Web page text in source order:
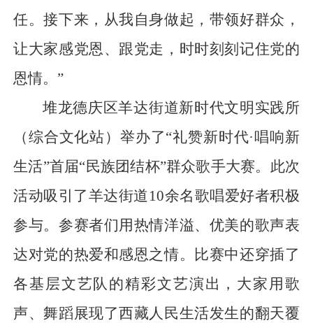
任。接下来，从我自身做起，带领好群众，
让大家感党恩、跟党走，时时刻刻记住党的
恩情。”
堆龙德庆区羊达街道新时代文明实践所
（综合文化站）举办了“礼赞新时代·唱响新
生活”首届“民族团结杯”群众歌手大赛。此次
活动吸引了羊达街道10余名歌唱爱好者积极
参与。参赛者们用热情洋溢、优美的歌声表
达对党的热爱和感恩之情。比赛中还穿插了
各基层文艺队的精彩文艺演出，大家用歌
声、舞蹈展现了西藏人民生活发生的翻天覆